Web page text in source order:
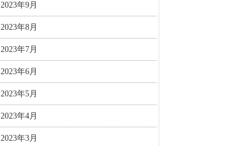
2023年9月
2023年8月
2023年7月
2023年6月
2023年5月
2023年4月
2023年3月